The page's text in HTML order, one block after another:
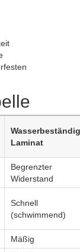
Laminat
Begrenzter
Widerstand
Schnell
(schwimmend)
Mäßig